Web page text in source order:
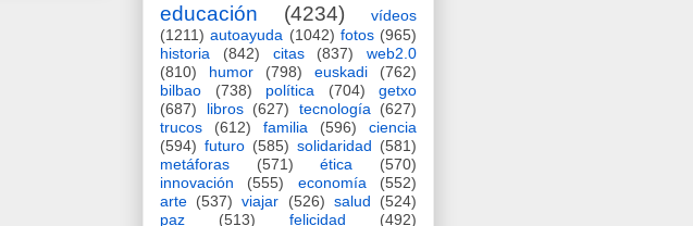
educación (4234)
vídeos
(1211) autoayuda (1042) fotos (965)
historia
(842) citas (837)
web2.0
(810)
humor (798) euskadi
(762)
bilbao
(738) política (704)
getxo
(687)
libros (627) tecnología
(627)
trucos
(612) familia (596)
ciencia
(594) futuro (585) solidaridad (581)
metáforas
(571) ética
(570)
innovación
(555) economía
(552)
arte (537) viajar (526) salud
(524)
paz
(513) felicidad
(492)